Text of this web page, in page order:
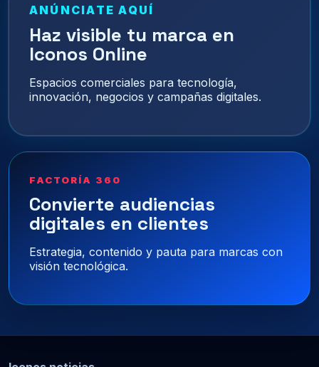
ANÚNCIATE AQUÍ
Haz visible tu marca en
Iconos Online
Espacios comerciales para tecnología,
innovación, negocios y campañas digitales.
FACTORÍA 360
Convierte audiencias
digitales en clientes
Estrategia, contenido y pauta para marcas con
visión tecnológica.